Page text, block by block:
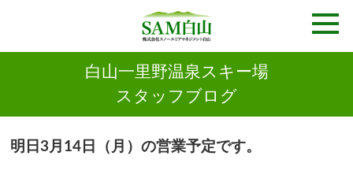
白山一里野温泉スキー場
スタッフブログ
明日3月14日（月）の営業予定です。